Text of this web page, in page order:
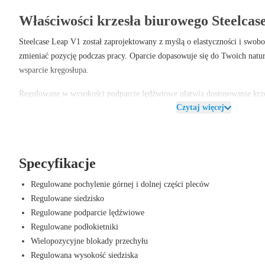
Właściwości krzesła biurowego
Steelcase Leap V1 został zaprojektowany z myślą o elastyczności i
zmieniać pozycję podczas pracy. Oparcie dopasowuje się do Twoich
wsparcie kręgosłupa.
Regulowane w wysokości podparcie lędźwiowe ułatwia dostosowanie
regulacja wysokości i głębokości siedziska przyczynia się do prawidłowej
wydaje się być praktycznie nowy. Wysokiej jakości materiały, które
zapewniasz sobie nie tylko wygodny, ale także trwały wybór.
Zalety krzesła biurowego Steelcase Leap
Elastyczne oparcie bez wysiłku śledzi Twoje ruchy dla optymalnego
Podparcie lędźwiowe odciąża dolną część pleców i zapobiega
Czytaj więcej
Specyfikacje
Regulowane pochylenie górnej i dolnej części pleców
Regulowane siedzisko
Regulowane podparcie lędźwiowe
Regulowane podłokietniki
Wielopozycyjne blokady przechyłu
Regulowana wysokość siedziska